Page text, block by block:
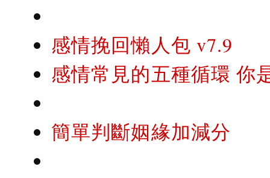
感情挽回懶人包 v7.9
感情常見的五種循環 你
簡單判斷姻緣加減分